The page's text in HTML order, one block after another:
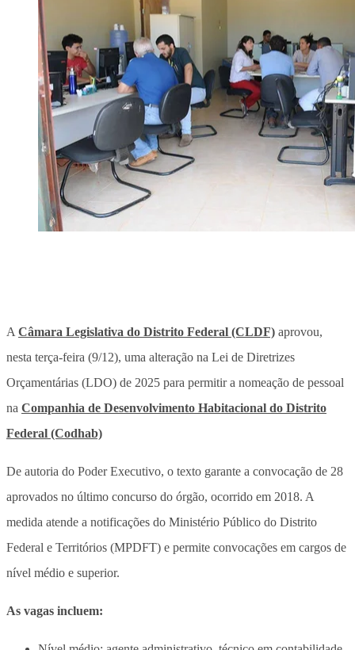
A Câmara Legislativa do Distrito Federal (CLDF) aprovou,
nesta terça-feira (9/12), uma alteração na Lei de Diretrizes
Orçamentárias (LDO) de 2025 para permitir a nomeação de pessoal
na Companhia de Desenvolvimento Habitacional do Distrito
Federal (Codhab)
De autoria do Poder Executivo, o texto garante a convocação de 28
aprovados no último concurso do órgão, ocorrido em 2018. A
medida atende a notificações do Ministério Público do Distrito
Federal e Territórios (MPDFT) e permite convocações em cargos de
nível médio e superior.
As vagas incluem: